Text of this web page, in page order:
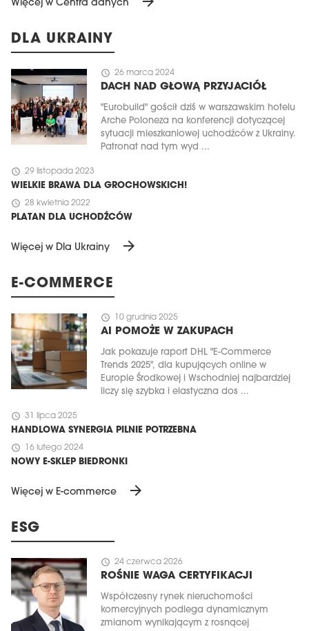
Więcej w Centra danych
DLA UKRAINY
schedule 26 marca 2024
DACH NAD GŁOWĄ PRZYJACIÓŁ
"Eurobuild" gościł dziś w warszawskim hotelu
Arche Poloneza na konferencji dotyczącej
sytuacji mieszkaniowej uchodźców z Ukrainy.
Patronat nad tym wyd ...
schedule 29 listopada 2023
WIELKIE BRAWA DLA GROCHOWSKICH!
schedule 28 kwietnia 2022
PLATAN DLA UCHODŹCÓW
Więcej w Dla Ukrainy arrow_forward
E-COMMERCE
schedule 10 grudnia 2025
AI POMOŻE W ZAKUPACH
Jak pokazuje raport DHL "E-Commerce
Trends 2025", dla kupujących online w
Europie Środkowej i Wschodniej najbardziej
liczy się szybka i elastyczna dos ...
schedule 31 lipca 2025
HANDLOWA SYNERGIA PILNIE POTRZEBNA
schedule 16 lutego 2024
NOWY E-SKLEP BIEDRONKI
Więcej w E-commerce arrow_forward
ESG
schedule 24 czerwca 2026
ROŚNIE WAGA CERTYFIKACJI
Współczesny rynek nieruchomości
komercyjnych podlega dynamicznym
zmianom wynikającym z rosnącej